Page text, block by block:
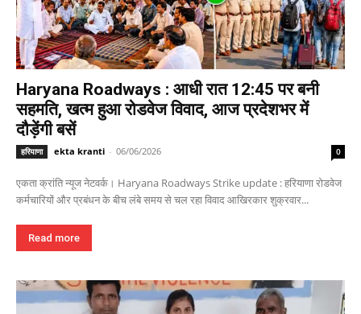
Haryana Roadways : आधी रात 12:45 पर बनी
सहमति, खत्म हुआ रोडवेज विवाद, आज प्रदेशभर में
दौड़ेंगी बसें
हरियाणा ekta kranti - 06/06/2026 0
एकता क्रांति न्यूज नेटवर्क। Haryana Roadways Strike update : हरियाणा रोडवेज
कर्मचारियों और प्रबंधन के बीच लंबे समय से चल रहा विवाद आखिरकार शुक्रवार...
Read more